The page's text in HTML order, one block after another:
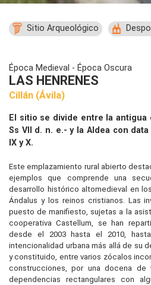
Sitio Arqueológico
Época Medieval - Época Oscura
LAS HENRENES
Cillán (Ávila)
El sitio se divide entre la
Ss VII d. n. e.- y la Aldea con
IX y X.
Este emplazamiento rural abierto
ejemplos que comprende una
desarrollo histórico altomedieval en
Ándalus y los reinos cristianos. Las
puesto de manifiesto, sujetas a la
cooperativa Castellum, se han
desde el 2003 hasta el 2010,
intencionalidad urbana más allá de su
y constituido, entre varios zócalos
construcciones, por una docena de
dependencias rectangulares con